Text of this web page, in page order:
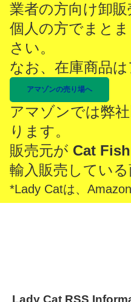
業者の方向け卸
個人の方でまと
さい。
なお、在庫商品
アマゾンの売り場へ
アマゾンでは弊
ります。
販売元が Cat
輸入販売している
*Lady Catは、
Lady Cat RSS